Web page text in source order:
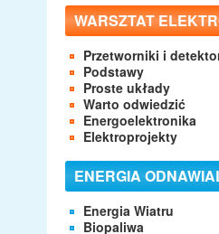
WARSZTAT
Przetworniki i
Podstawy
Proste układy
Warto odwiedzić
Energoelektronika
Elektroprojekty
ENERGIA
Energia Wiatru
Biopaliwa